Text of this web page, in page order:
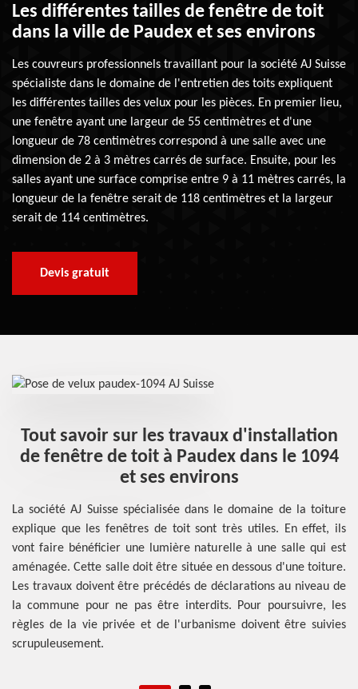
Les différentes tailles de fenêtre de toit
dans la ville de Paudex et ses environs
Les couvreurs professionnels travaillant pour la société AJ Suisse
spécialiste dans le domaine de l'entretien des toits expliquent
les différentes tailles des velux pour les pièces. En premier lieu,
une fenêtre ayant une largeur de 55 centimètres et d'une
longueur de 78 centimètres correspond à une salle avec une
dimension de 2 à 3 mètres carrés de surface. Ensuite, pour les
salles ayant une surface comprise entre 9 à 11 mètres carrés, la
longueur de la fenêtre serait de 118 centimètres et la largeur
serait de 114 centimètres.
Devis gratuit
Tout savoir sur les travaux d'installation
de fenêtre de toit à Paudex dans le 1094
et ses environs
La société AJ Suisse spécialisée dans le domaine de la toiture
explique que les fenêtres de toit sont très utiles. En effet, ils
vont faire bénéficier une lumière naturelle à une salle qui est
aménagée. Cette salle doit être située en dessous d'une toiture.
Les travaux doivent être précédés de déclarations au niveau de
la commune pour ne pas être interdits. Pour poursuivre, les
règles de la vie privée et de l'urbanisme doivent être suivies
scrupuleusement.